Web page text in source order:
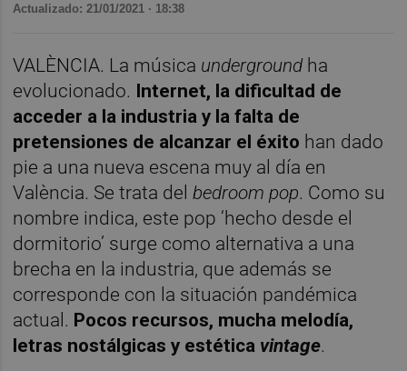
Actualizado: 21/01/2021 · 18:38
VALÈNCIA. La música underground ha
evolucionado. Internet, la dificultad de
acceder a la industria y la falta de
pretensiones de alcanzar el éxito han dado
pie a una nueva escena muy al día en
València. Se trata delbedroom pop. Como su
nombre indica, este pop ‘hecho desde el
dormitorio’ surge como alternativa a una
brecha en la industria, que además se
corresponde con la situación pandémica
actual. Pocos recursos, mucha melodía,
letras nostálgicas y estética vintage.